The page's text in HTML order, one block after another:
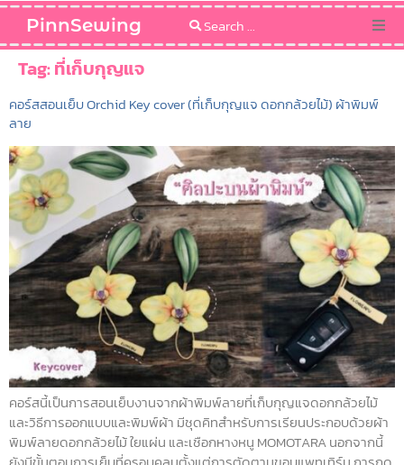
PinnSewing
Blog
Sewing Pattern
Tag:ที่เก็บกุญแจ
คอร์สสอนเย็บ Orchid Key cover (ที่เก็บกุญแจ ดอกกล้วยไม้) ผ้าพิมพ์
ลาย
คอร์สนี้เป็นการสอนเย็บงานจากผ้าพิมพ์ลายที่เก็บกุญแจดอกกล้วยไม้
และวิธีการออกแบบและพิมพ์ผ้า มีชุดคิทสำหรับการเรียนประกอบด้วยผ้า
พิมพ์ลายดอกกล้วยไม้ ใยแผ่น และเชือกหางหนู MOMOTARA นอกจากนี้